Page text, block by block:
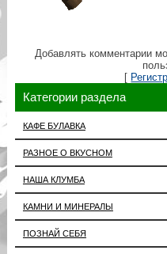
Добавлять комментарии
[
Категории раздела
КАФЕ БУЛАВКА
РАЗНОЕ О ВКУСНОМ
НАША КЛУМБА
КАМНИ И МИНЕРАЛЫ
ПОЗНАЙ СЕБЯ